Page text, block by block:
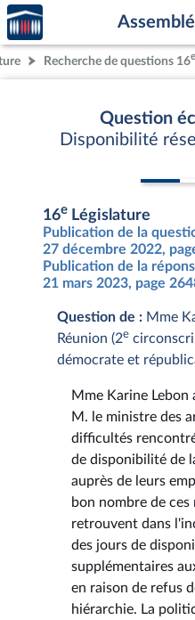
Aller au contenu
Aller en bas de la page
Accèder
à la
page
d'accueilRecherche de questions 16e
Question
Disponibilité
16e Législature
Publication de la
27 décembre 2022,
Publication de la
21 mars 2023, page
Question de : Mme
Réunion (2e
démocrate et
Mme Karine
M. le ministre des
difficultés
de disponibilité de
auprès de leurs
bon nombre de ces
retrouvent dans
des jours de
supplémentaires
en raison de refus
hiérarchie. La